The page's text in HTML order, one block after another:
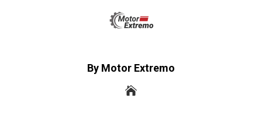
By Motor Extremo